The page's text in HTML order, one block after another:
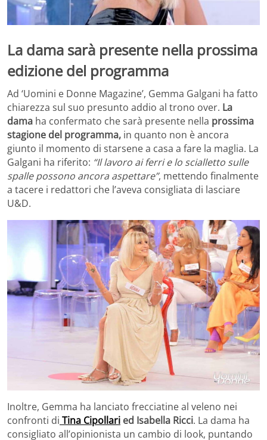
La dama sarà presente nella prossima
edizione del programma
Ad ‘Uomini e Donne Magazine’, Gemma Galgani ha fatto
chiarezza sul suo presunto addio al trono over. La
dama ha confermato che sarà presente nella prossima
stagione del programma, in quanto non è ancora
giunto il momento di starsene a casa a fare la maglia. La
Galgani ha riferito: “Il lavoro ai ferri e lo scialletto sulle
spalle possono ancora aspettare”, mettendo finalmente
a tacere i redattori che l’aveva consigliata di lasciare
U&D.
Inoltre, Gemma ha lanciato frecciatine al veleno nei
confronti di Tina Cipollari ed Isabella Ricci. La dama ha
consigliato all’opinionista un cambio di look, puntando